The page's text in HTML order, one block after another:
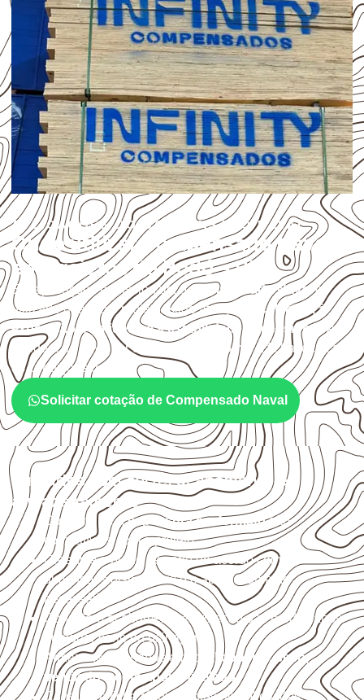
APLICAÇÕES DO COMPENSADO NAVAL
Onde utilizar Compensado Naval
em projetos de Bodó – RN?
Em aplicações profissionais, oCompensado Naval é
utilizado quando o projeto exige atenção à
colagem, à
exposição à umidade e à estabilidade dimensional
. A
adequação deve ser confirmada conforme a ficha técnica e
as condições de uso.
Solicitar cotação de Compensado Naval
Cuidados com corte, acabamento e
armazenamento
Confirme se aespessura e o formatosão
compatíveis com o projeto.
Organize o plano de corte de acordo com as
dimensões disponíveis e o aproveitamento
necessário.
Considere acabamento e proteção das bordas após
qualquer corte ou usinagem.
Armazene as chapas em local coberto, seco,
ventilado e com apoio nivelado.
Consulte a ficha técnica antes de aplicações